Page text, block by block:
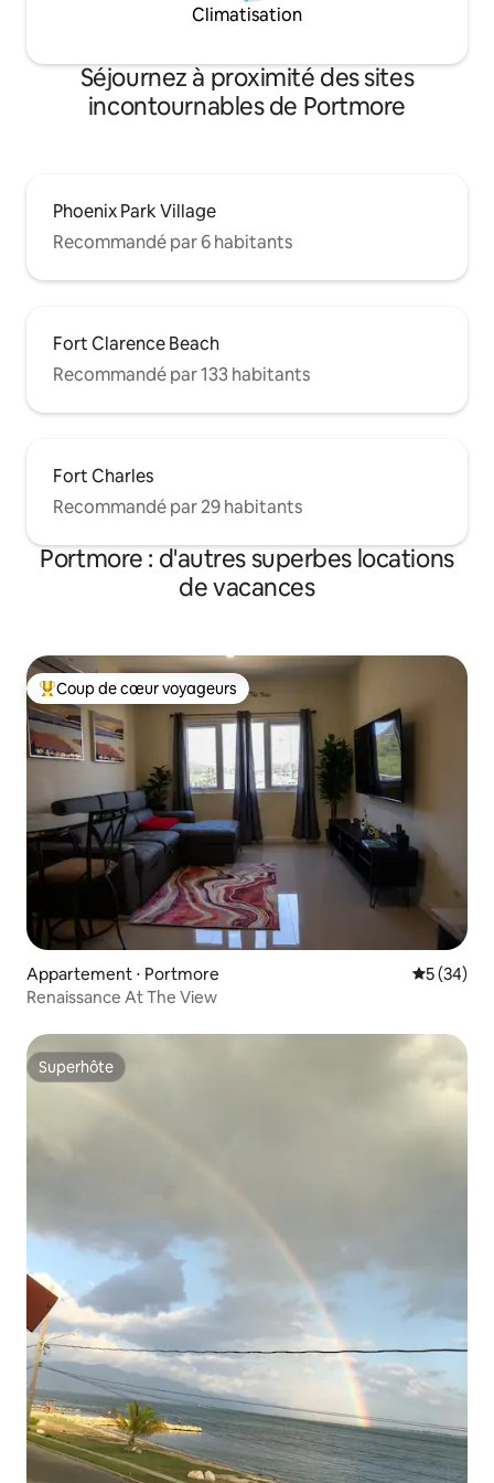
Climatisation
Séjournez à proximité des sites
incontournables de Portmore
Phoenix Park Village
Recommandé par 6 habitants
Fort Clarence Beach
Recommandé par 133 habitants
Fort Charles
Recommandé par 29 habitants
Portmore : d'autres superbes locations
de vacances
Coups de cœur voyageurs les plus appréciés
Coup de cœur voyageurs
Appartement ⋅ Portmore
5 (34)
Renaissance At The View
Superhôte
Superhôte